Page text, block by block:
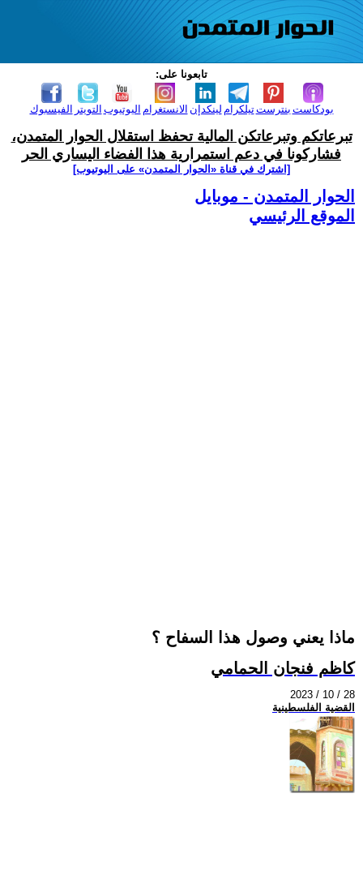
تابعونا على:
الفيسبوك التويتر اليوتيوب الانستغرام لينكدإن تيلكرامبنترست بودكاست
تبرعاتكم وتبرعاتكن المالية تحفظ استقلال الحوار المتمدن،
فشاركونا في دعم استمرارية هذا الفضاء اليساري الحر
[اشترك في قناة ‫«الحوار المتمدن» على اليوتيوب]
الحوار المتمدن - موبايل
الموقع الرئيسي
ماذا يعني وصول هذا السفاح ؟
كاظم فنجان الحمامي
2023 / 10 / 28
القضية الفلسطينية